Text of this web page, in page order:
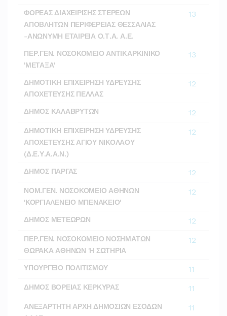
ΦΟΡΕΑΣ ΔΙΑΧΕΙΡΙΣΗΣ ΣΤΕΡΕΩΝ
ΑΠΟΒΛΗΤΩΝ ΠΕΡΙΦΕΡΕΙΑΣ ΘΕΣΣΑΛΙΑΣ
-ΑΝΩΝΥΜΗ ΕΤΑΙΡΕΙΑ Ο.Τ.Α. Α.Ε.
13
ΠΕΡ.ΓΕΝ. ΝΟΣΟΚΟΜΕΙΟ ΑΝΤΙΚΑΡΚΙΝΙΚΟ
'ΜΕΤΑΞΑ'
13
ΔΗΜΟΤΙΚΗ ΕΠΙΧΕΙΡΗΣΗ ΥΔΡΕΥΣΗΣ
ΑΠΟΧΕΤΕΥΣΗΣ ΠΕΛΛΑΣ
12
ΔΗΜΟΣ ΚΑΛΑΒΡΥΤΩΝ 12
ΔΗΜΟΤΙΚΗ ΕΠΙΧΕΙΡΗΣΗ ΥΔΡΕΥΣΗΣ
ΑΠΟΧΕΤΕΥΣΗΣ ΑΓΙΟΥ ΝΙΚΟΛΑΟΥ
(Δ.Ε.Υ.Α.Α.Ν.)
12
ΔΗΜΟΣ ΠΑΡΓΑΣ 12
ΝΟΜ.ΓΕΝ. ΝΟΣΟΚΟΜΕΙΟ ΑΘΗΝΩΝ
'ΚΟΡΓΙΑΛΕΝΕΙΟ ΜΠΕΝΑΚΕΙΟ'
12
ΔΗΜΟΣ ΜΕΤΕΩΡΩΝ 12
ΠΕΡ.ΓΕΝ. ΝΟΣΟΚΟΜΕΙΟ ΝΟΣΗΜΑΤΩΝ
ΘΩΡΑΚΑ ΑΘΗΝΩΝ 'Η ΣΩΤΗΡΙΑ
12
ΥΠΟΥΡΓΕΙΟ ΠΟΛΙΤΙΣΜΟΥ 11
ΔΗΜΟΣ ΒΟΡΕΙΑΣ ΚΕΡΚΥΡΑΣ 11
ΑΝΕΞΑΡΤΗΤΗ ΑΡΧΗ ΔΗΜΟΣΙΩΝ ΕΣΟΔΩΝ
11